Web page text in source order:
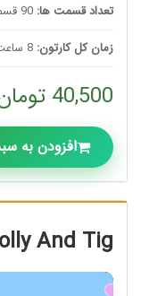
تعداد قسمت ها: 90 قسمت
زمان کل کارتون:8 ساعت و 33 دقیقه
40,500 تومان
افزودن به سبد
And Tig